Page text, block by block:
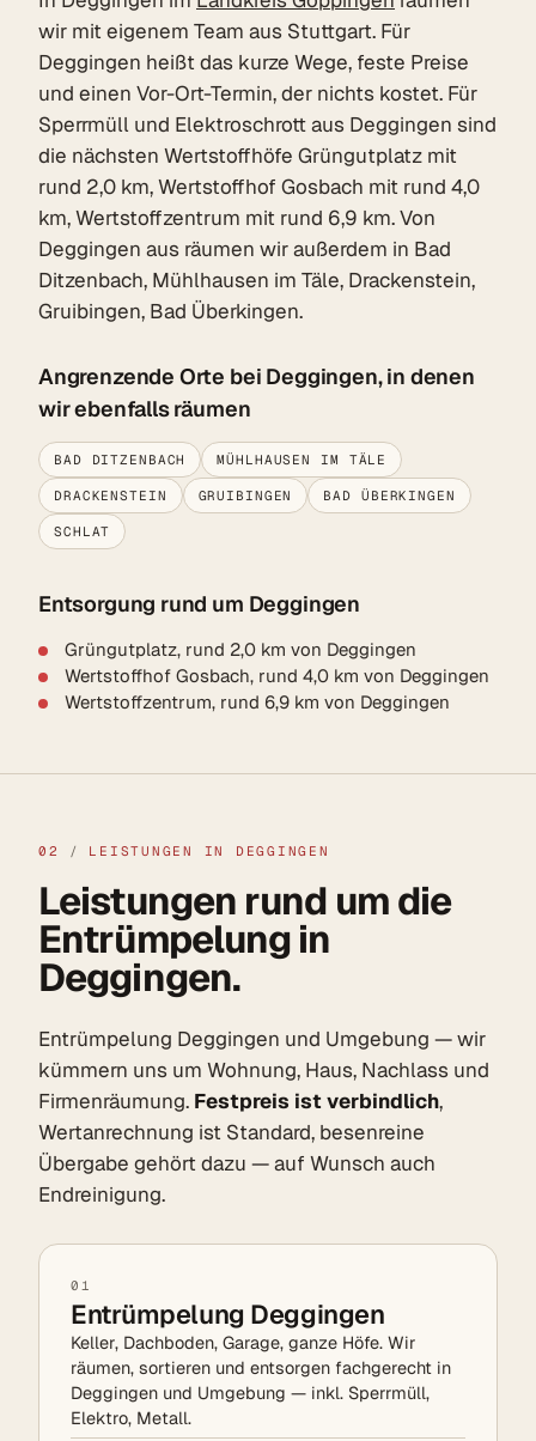
wir mit eigenem Team aus Stuttgart. Für
Deggingen heißt das kurze Wege, feste Preise
und einen Vor-Ort-Termin, der nichts kostet. Für
Sperrmüll und Elektroschrott aus Deggingen sind
die nächsten Wertstoffhöfe Grüngutplatz mit
rund 2,0 km, Wertstoffhof Gosbach mit rund 4,0
km, Wertstoffzentrum mit rund 6,9 km. Von
Deggingen aus räumen wir außerdem in Bad
Ditzenbach, Mühlhausen im Täle, Drackenstein,
Gruibingen, Bad Überkingen.
Angrenzende Orte bei Deggingen, in denen
wir ebenfalls räumen
BAD DITZENBACH MÜHLHAUSEN IM TÄLE
DRACKENSTEIN GRUIBINGEN BAD ÜBERKINGEN
SCHLAT
Entsorgung rund um Deggingen
Grüngutplatz, rund 2,0 km von Deggingen
Wertstoffhof Gosbach, rund 4,0 km von Deggingen
Wertstoffzentrum, rund 6,9 km von Deggingen
02 / LEISTUNGEN IN DEGGINGEN
Leistungen rund um die
Entrümpelung in
Deggingen.
Entrümpelung Deggingen und Umgebung — wir
kümmern uns um Wohnung, Haus, Nachlass und
Firmenräumung. Festpreis ist verbindlich,
Wertanrechnung ist Standard, besenreine
Übergabe gehört dazu — auf Wunsch auch
Endreinigung.
01
Entrümpelung Deggingen
Keller, Dachboden, Garage, ganze Höfe. Wir
räumen, sortieren und entsorgen fachgerecht in
Deggingen und Umgebung — inkl. Sperrmüll,
Elektro, Metall.